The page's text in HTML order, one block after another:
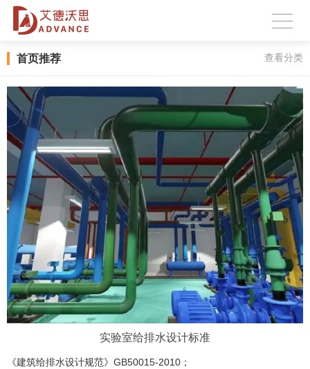
首页推荐 查看分类
实验室给排水设计标准
《建筑给排水设计规范》GB50015-2010；